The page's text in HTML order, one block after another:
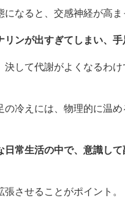
なると、交感神経が高ま
リンが出すぎてしまい、
して代謝がよくなるわ
冷えには、物理的に温
常生活の中で、意識し
させることがポイント。